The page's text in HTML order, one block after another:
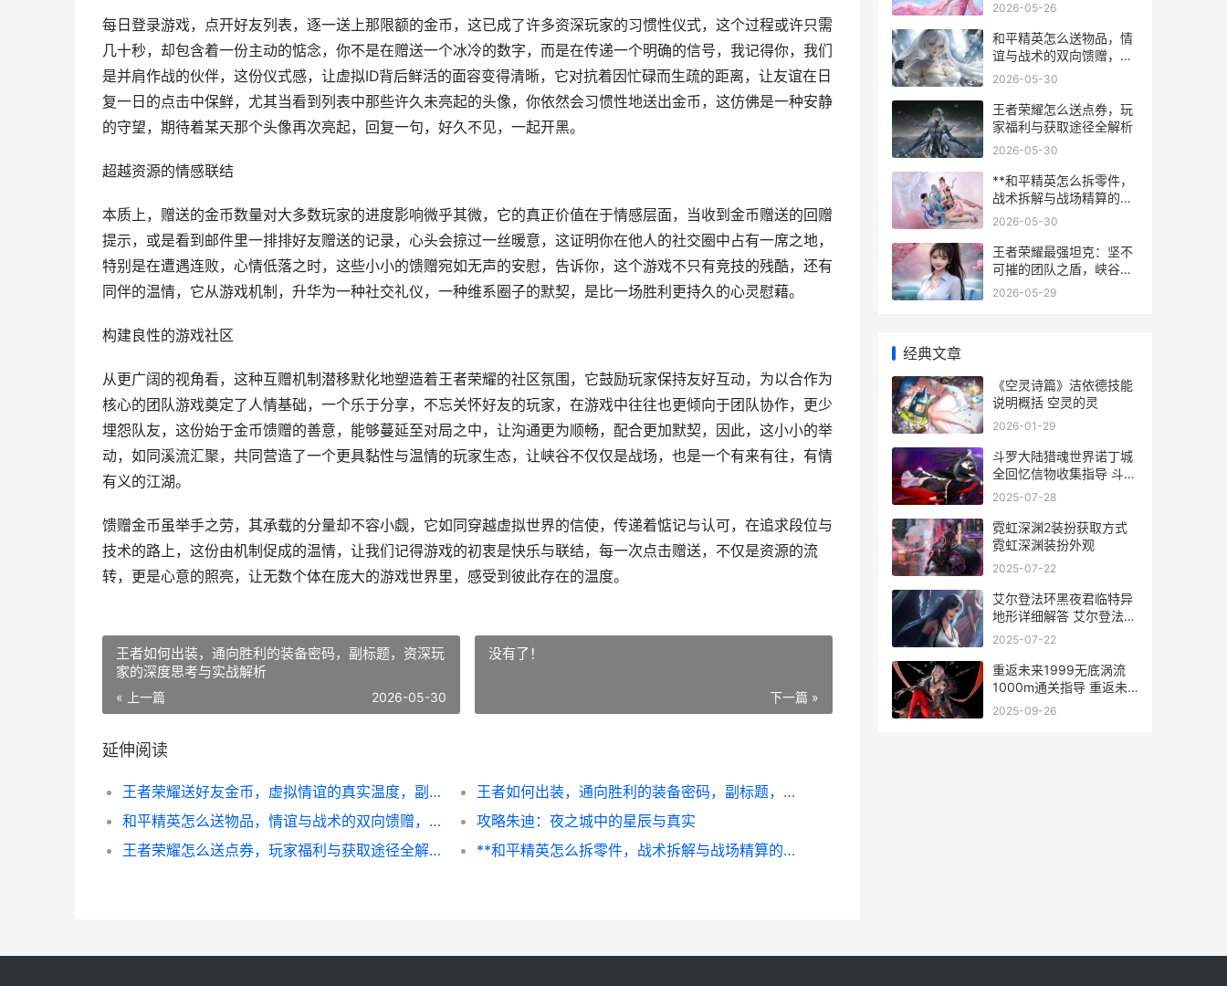
每日登录游戏，点开好友列表，逐一送上那限额的金币，这已成了许多资深玩家的习惯性仪式，这个过程或许只需
几十秒，却包含着一份主动的惦念，你不是在赠送一个冰冷的数字，而是在传递一个明确的信号，我记得你，我们
是并肩作战的伙伴，这份仪式感，让虚拟ID背后鲜活的面容变得清晰，它对抗着因忙碌而生疏的距离，让友谊在日
复一日的点击中保鲜，尤其当看到列表中那些许久未亮起的头像，你依然会习惯性地送出金币，这仿佛是一种安静
的守望，期待着某天那个头像再次亮起，回复一句，好久不见，一起开黑。
超越资源的情感联结
本质上，赠送的金币数量对大多数玩家的进度影响微乎其微，它的真正价值在于情感层面，当收到金币赠送的回赠
提示，或是看到邮件里一排排好友赠送的记录，心头会掠过一丝暖意，这证明你在他人的社交圈中占有一席之地，
特别是在遭遇连败，心情低落之时，这些小小的馈赠宛如无声的安慰，告诉你，这个游戏不只有竞技的残酷，还有
同伴的温情，它从游戏机制，升华为一种社交礼仪，一种维系圈子的默契，是比一场胜利更持久的心灵慰藉。
构建良性的游戏社区
从更广阔的视角看，这种互赠机制潜移默化地塑造着王者荣耀的社区氛围，它鼓励玩家保持友好互动，为以合作为
核心的团队游戏奠定了人情基础，一个乐于分享，不忘关怀好友的玩家，在游戏中往往也更倾向于团队协作，更少
埋怨队友，这份始于金币馈赠的善意，能够蔓延至对局之中，让沟通更为顺畅，配合更加默契，因此，这小小的举
动，如同溪流汇聚，共同营造了一个更具黏性与温情的玩家生态，让峡谷不仅仅是战场，也是一个有来有往，有情
有义的江湖。
馈赠金币虽举手之劳，其承载的分量却不容小觑，它如同穿越虚拟世界的信使，传递着惦记与认可，在追求段位与
技术的路上，这份由机制促成的温情，让我们记得游戏的初衷是快乐与联结，每一次点击赠送，不仅是资源的流
转，更是心意的照亮，让无数个体在庞大的游戏世界里，感受到彼此存在的温度。
王者如何出装，通向胜利的装备密码，副标题，资深玩
家的深度思考与实战解析
« 上一篇 2026-05-30
没有了！
下一篇 »
延伸阅读
王者荣耀送好友金币，虚拟情谊的真实温度，副标题，指尖馈赠连接峡谷人心
王者如何出装，通向胜利的装备密码，副标题，资深玩家的深度思考与实战解析
和平精英怎么送物品，情谊与战术的双向馈赠，副标题，虚拟战场中的温情纽带
攻略朱迪：夜之城中的星辰与真实
王者荣耀怎么送点券，玩家福利与获取途径全解析
**和平精英怎么拆零件，战术拆解与战场精算的艺术，副标题，从舔包到配装的深度策略解析**
2026-05-26
和平精英怎么送物品，情
谊与战术的双向馈赠，副
标题，虚拟战场中的温情
2026-05-30
王者荣耀怎么送点券，玩
家福利与获取途径全解析
2026-05-30
**和平精英怎么拆零件，
战术拆解与战场精算的艺
术，副标题，从舔包到配
2026-05-30
王者荣耀最强坦克：坚不
可摧的团队之盾，峡谷生
存的终极哲学
2026-05-29
经典文章
《空灵诗篇》洁依德技能
说明概括 空灵的灵
2026-01-29
斗罗大陆猎魂世界诺丁城
全回忆信物收集指导 斗罗
大陆猎魂世界
2025-07-28
霓虹深渊2装扮获取方式
霓虹深渊装扮外观
2025-07-22
艾尔登法环黑夜君临特异
地形详细解答 艾尔登法环
黑夜君临怎么单人
2025-07-22
重返未来1999无底涡流
1000m通关指导 重返未
来1999无法获取风控信息
2025-09-26